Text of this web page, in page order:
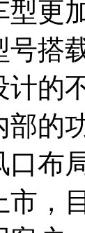
型更
号搭
计的
部的
口布
市，